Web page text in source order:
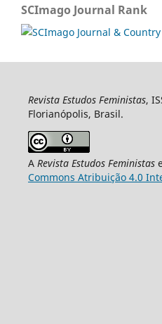
SCImago Journal Rank
Revista Estudos Feministas,
Florianópolis, Brasil.
A Revista Estudos Feministas
Commons Atribuição 4.0